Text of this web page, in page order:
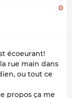
0
écoeurant!
rue main dans
ou tout ce
propos ça me